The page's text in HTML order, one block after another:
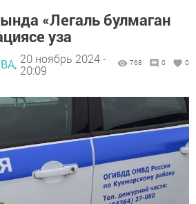
«Легаль булмаган
уза
20 ноябрь 2024 -
20:09
768 0 0